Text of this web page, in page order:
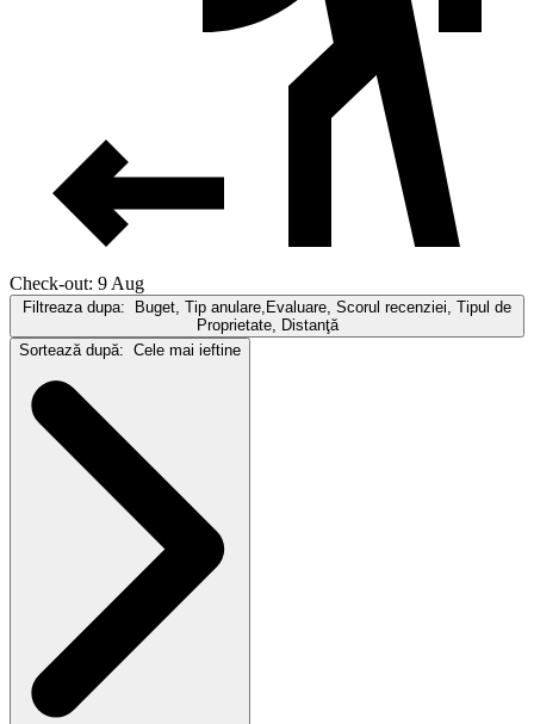
Check-out: 9 Aug
Filtreaza dupa:
Buget, Tip anulare,Evaluare, Scorul recenziei, Tipul de
Proprietate, Distanţă
Sortează după: Cele mai ieftine